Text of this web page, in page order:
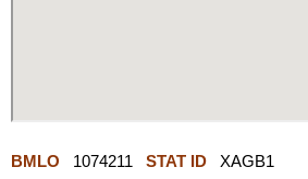
BMLO 1074211 STAT ID
XAGB1